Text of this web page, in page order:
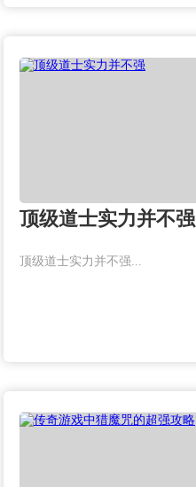
顶级道士实力并不强
顶级道士实力并不强...